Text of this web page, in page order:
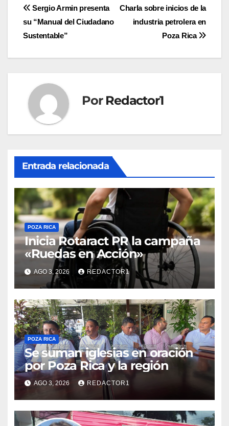
Navegación
de
entradas
Charla sobre inicios de la
industria petrolera en
Poza Rica
Sergio Armin presenta
su “Manual del Ciudadano
Sustentable”
Por Redactor1
Entrada relacionada
POZA RICA
Inicia Rotaract PR la campaña
«Ruedas en Acción»
AGO 3, 2026 REDACTOR1
POZA RICA
Se suman iglesias en oración
por Poza Rica y la región
AGO 3, 2026 REDACTOR1